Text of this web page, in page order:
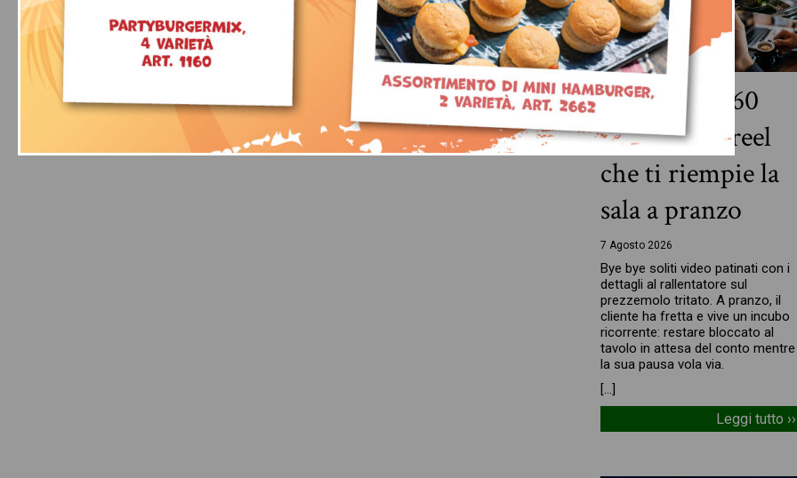
La sfida dei 60
secondi e il reel
che ti riempie la
sala a pranzo
7 Agosto 2026
Bye bye soliti video patinati con i
dettagli al rallentatore sul
prezzemolo tritato. A pranzo, il
cliente ha fretta e vive un incubo
ricorrente: restare bloccato al
tavolo in attesa del conto mentre
la sua pausa vola via.
[…]
Leggi tutto ››